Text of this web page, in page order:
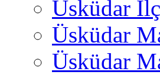
Üsküdar
Üsküdar
Üsküdar